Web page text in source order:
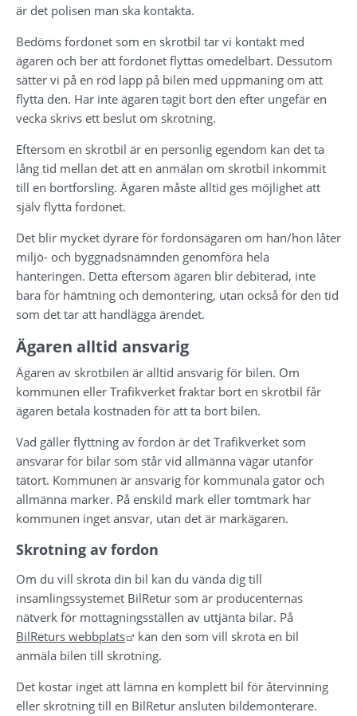
är det polisen man ska kontakta.
Bedöms fordonet som en skrotbil tar vi kontakt med
ägaren och ber att fordonet flyttas omedelbart. Dessutom
sätter vi på en röd lapp på bilen med uppmaning om att
flytta den. Har inte ägaren tagit bort den efter ungefär en
vecka skrivs ett beslut om skrotning.
Eftersom en skrotbil är en personlig egendom kan det ta
lång tid mellan det att en anmälan om skrotbil inkommit
till en bortforsling. Ägaren måste alltid ges möjlighet att
själv flytta fordonet.
Det blir mycket dyrare för fordonsägaren om han/hon låter
miljö- och byggnadsnämnden genomföra hela
hanteringen. Detta eftersom ägaren blir debiterad, inte
bara för hämtning och demontering, utan också för den tid
som det tar att handlägga ärendet.
Ägaren alltid ansvarig
Ägaren av skrotbilen är alltid ansvarig för bilen. Om
kommunen eller Trafikverket fraktar bort en skrotbil får
ägaren betala kostnaden för att ta bort bilen.
Vad gäller flyttning av fordon är det Trafikverket som
ansvarar för bilar som står vid allmänna vägar utanför
tätort. Kommunen är ansvarig för kommunala gator och
allmänna marker. På enskild mark eller tomtmark har
kommunen inget ansvar, utan det är markägaren.
Skrotning av fordon
Om du vill skrota din bil kan du vända dig till
insamlingssystemet BilRetur som är producenternas
BilReturs webbplats
Länk till annan webbplats.
kan den som vill skrota en bil
anmäla bilen till skrotning.
Det kostar inget att lämna en komplett bil för återvinning
eller skrotning till en BilRetur ansluten bildemonterare.